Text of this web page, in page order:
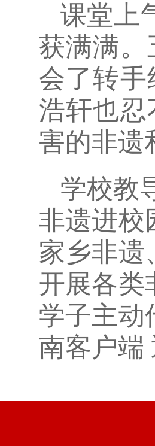
课堂上
获满满。
会了转
浩轩也
害的非遗
学校教
非遗进校
家乡非遗
开展各类
学子主动
南客户端